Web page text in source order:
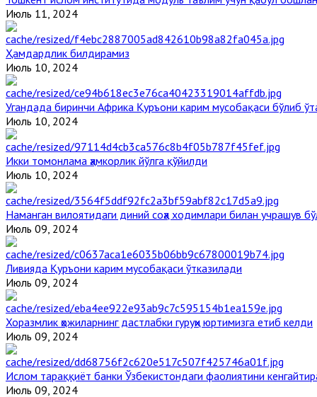
Июль 11, 2024
Ҳамдардлик билдирамиз
Июль 10, 2024
Угандада биринчи Aфрика Қуръони карим мусобақаси бўлиб
Июль 10, 2024
Икки томонлама ҳамкорлик йўлга қўйилди
Июль 10, 2024
Наманган вилоятидаги диний соҳа ходимлари билан учрашув
Июль 09, 2024
Ливияда Қуръони карим мусобақаси ўтказилади
Июль 09, 2024
Хоразмлик ҳожиларнинг дастлабки гуруҳи юртимизга етиб келди
Июль 09, 2024
Ислом тараққиёт банки Ўзбекистондаги фаолиятини
Июль 09, 2024